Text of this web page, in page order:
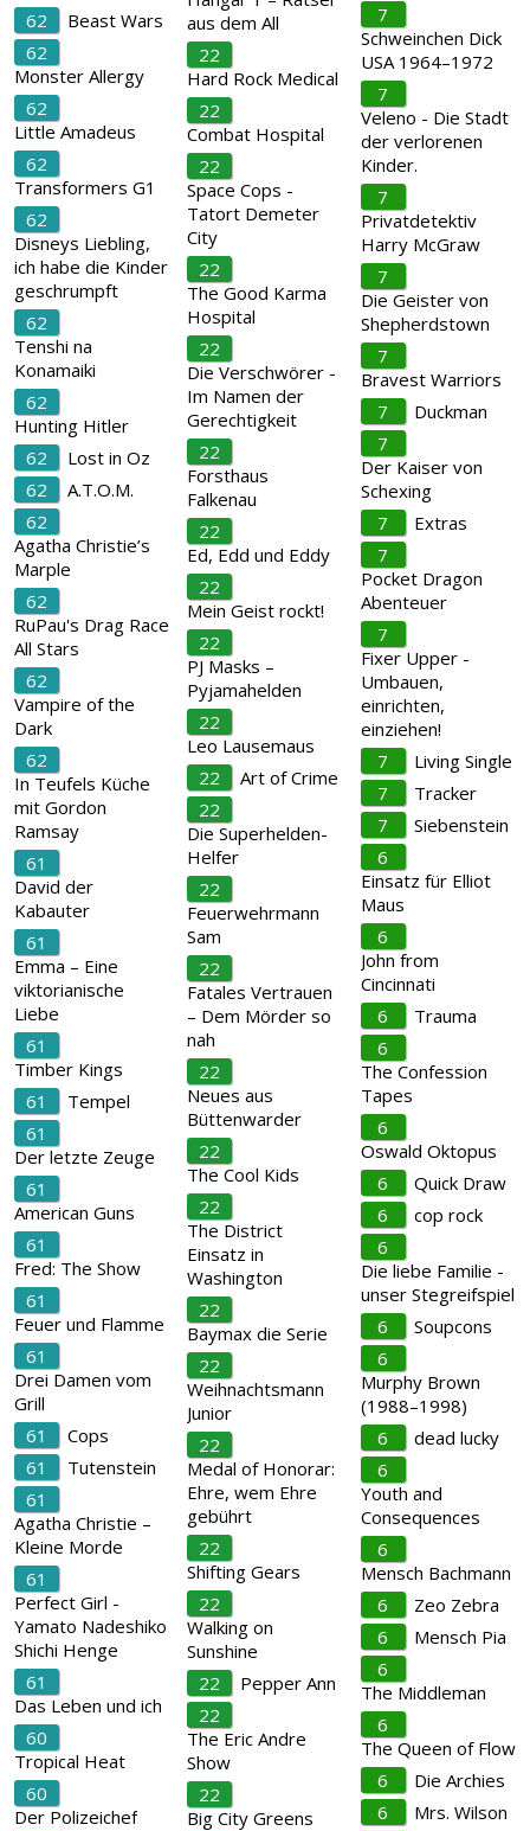
62
Beast Wars
62
Monster Allergy
62
Little Amadeus
62
Transformers G1
62
Disneys Liebling,
ich habe die Kinder
geschrumpft
62
Tenshi na
Konamaiki
62
Hunting Hitler
62
Lost in Oz
62
A.T.O.M.
62
Agatha Christie’s
Marple
62
RuPau's Drag Race
All Stars
62
Vampire of the
Dark
62
In Teufels Küche
mit Gordon
Ramsay
61
David der
Kabauter
61
Emma – Eine
viktorianische
Liebe
61
Timber Kings
61
Tempel
61
Der letzte Zeuge
61
American Guns
61
Fred: The Show
61
Feuer und Flamme
61
Drei Damen vom
Grill
61
Cops
61
Tutenstein
61
Agatha Christie –
Kleine Morde
61
Perfect Girl -
Yamato Nadeshiko
Shichi Henge
61
Das Leben und ich
60
Tropical Heat
60
Der Polizeichef
aus dem All
22
Hard Rock Medical
22
Combat Hospital
22
Space Cops -
Tatort Demeter
City
22
The Good Karma
Hospital
22
Die Verschwörer -
Im Namen der
Gerechtigkeit
22
Forsthaus
Falkenau
22
Ed, Edd und Eddy
22
Mein Geist rockt!
22
PJ Masks –
Pyjamahelden
22
Leo Lausemaus
22
Art of Crime
22
Die Superhelden-
Helfer
22
Feuerwehrmann
Sam
22
Fatales Vertrauen
– Dem Mörder so
nah
22
Neues aus
Büttenwarder
22
The Cool Kids
22
The District
Einsatz in
Washington
22
Baymax die Serie
22
Weihnachtsmann
Junior
22
Medal of Honorar:
Ehre, wem Ehre
gebührt
22
Shifting Gears
22
Walking on
Sunshine
22
Pepper Ann
22
The Eric Andre
Show
22
Big City Greens
7
Schweinchen Dick
USA 1964–1972
7
Veleno - Die Stadt
der verlorenen
Kinder.
7
Privatdetektiv
Harry McGraw
7
Die Geister von
Shepherdstown
7
Bravest Warriors
7
Duckman
7
Der Kaiser von
Schexing
7
Extras
7
Pocket Dragon
Abenteuer
7
Fixer Upper -
Umbauen,
einrichten,
einziehen!
7
Living Single
7
Tracker
7
Siebenstein
6
Einsatz für Elliot
Maus
6
John from
Cincinnati
6
Trauma
6
The Confession
Tapes
6
Oswald Oktopus
6
Quick Draw
6
cop rock
6
Die liebe Familie -
unser Stegreifspiel
6
Soupcons
6
Murphy Brown
(1988–1998)
6
dead lucky
6
Youth and
Consequences
6
Mensch Bachmann
6
Zeo Zebra
6
Mensch Pia
6
The Middleman
6
The Queen of Flow
6
Die Archies
6
Mrs. Wilson